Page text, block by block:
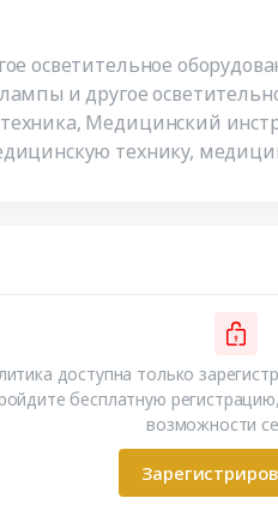
осветительное
и другое
Медицинский
технику,
доступна только
бесплатную
возможности